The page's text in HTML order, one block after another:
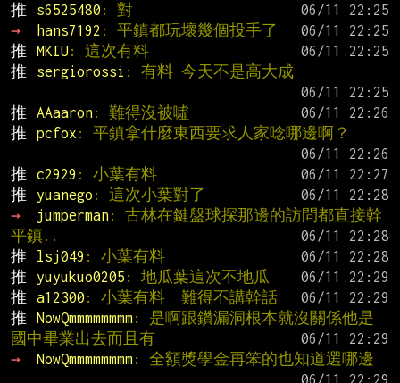
推
s6525480 : 對
→
hans7192 : 平鎮都玩壞幾個投手了
推
MKIU: 這次有料
推
sergiorossi : 有料 今天不是高大成
推
AAaaron: 難得沒被噓
推
pcfox : 平鎮拿什麼東西要求人家唸哪邊啊？
推
c2929 : 小葉有料
推
yuanego : 這次小葉對了
→
jumperman: 古林在鍵盤球探那邊的訪問都直接幹
平鎮..
推
lsj049 : 小葉有料
推
yuyukuo0205 : 地瓜葉這次不地瓜
推
a12300 : 小葉有料  難得不講幹話
推
NowQmmmmmmmm: 是啊跟鑽漏洞根本就沒關係他是
國中畢業出去而且有
→
NowQmmmmmmmm: 全額獎學金再笨的也知道選哪邊